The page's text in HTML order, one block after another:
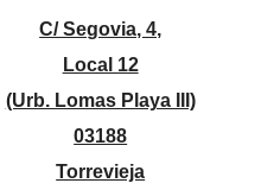
C/ Segovia, 4,
Local 12
(Urb. Lomas Playa III)
03188
Torrevieja